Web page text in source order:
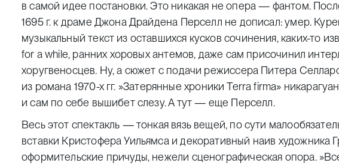
в самой идее постановки. Это никакая не опера — фантом.
1695 г. к драме Джона Драйдена Перселл не дописал: умер.
музыкальный текст из оставшихся кусков сочинения, каких-то
for a while, ранних хоровых антемов, даже сам присочинил
хоругвеносцев. Ну, а сюжет с подачи режиссера Питера
из романа 1970-х гг. »Затерянные хроники Terra firma»
и сам по себе вышибет слезу. А тут — еще Перселл.
Весь этот спектакль — тонкая вязь вещей, по сути
вставки Кристофера Уильямса и декоративный наив художника
оформительские причуды, нежели сценографическая опора. »